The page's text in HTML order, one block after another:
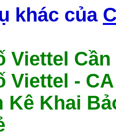
khác của
Viettel
Viettel -
Kê Khai